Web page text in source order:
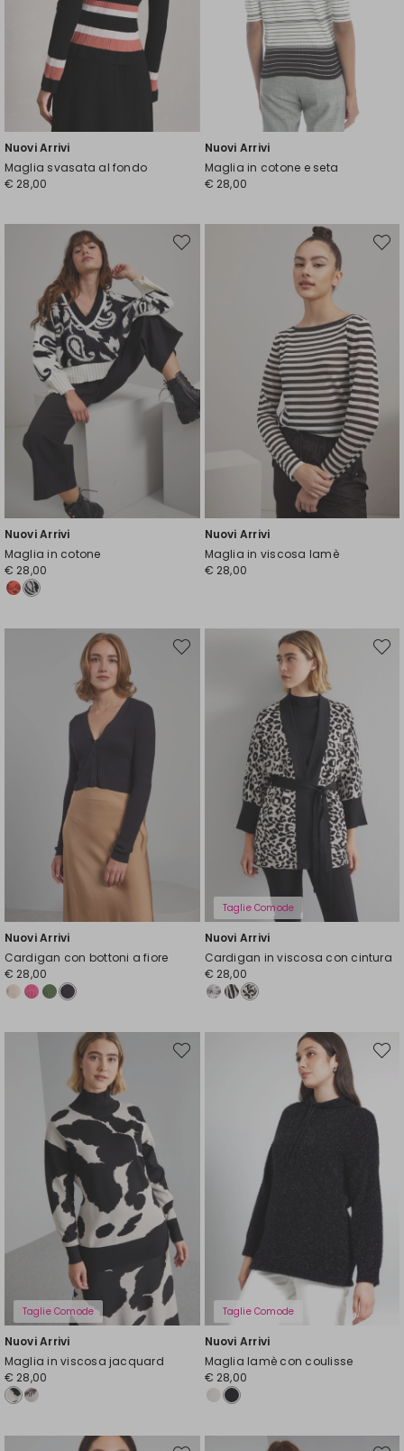
Nuovi Arrivi
Maglia svasata al fondo
€ 28,00
Nuovi Arrivi
Maglia in cotone e seta
€ 28,00
Nuovi Arrivi
Maglia in cotone
€ 28,00
Sposta
Nuovi Arrivi
Maglia in viscosa lamè
€ 28,00
Nuovi Arrivi
Cardigan con bottoni a fiore
€ 28,00
Sposta
Taglie Comode
Nuovi Arrivi
Cardigan in viscosa con cintura
€ 28,00
Taglie Comode
Nuovi Arrivi
Maglia in viscosa jacquard
€ 28,00
Sposta
Taglie Comode
Nuovi Arrivi
Maglia lamè con coulisse
€ 28,00